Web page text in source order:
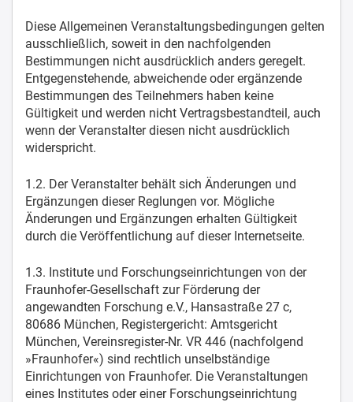
Diese Allgemeinen Veranstaltungsbedingungen gelten
ausschließlich, soweit in den nachfolgenden
Bestimmungen nicht ausdrücklich anders geregelt.
Entgegenstehende, abweichende oder ergänzende
Bestimmungen des Teilnehmers haben keine
Gültigkeit und werden nicht Vertragsbestandteil, auch
wenn der Veranstalter diesen nicht ausdrücklich
widerspricht.
1.2. Der Veranstalter behält sich Änderungen und
Ergänzungen dieser Reglungen vor. Mögliche
Änderungen und Ergänzungen erhalten Gültigkeit
durch die Veröffentlichung auf dieser Internetseite.
1.3. Institute und Forschungseinrichtungen von der
Fraunhofer-Gesellschaft zur Förderung der
angewandten Forschung e.V., Hansastraße 27 c,
80686 München, Registergericht: Amtsgericht
München, Vereinsregister-Nr. VR 446 (nachfolgend
»Fraunhofer«) sind rechtlich unselbständige
Einrichtungen von Fraunhofer. Die Veranstaltungen
eines Institutes oder einer Forschungseinrichtung